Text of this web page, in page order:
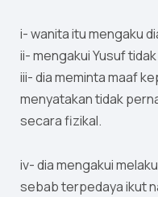
i- wanita itu mengaku
ii- mengakui Yusuf
iii- dia meminta maaf
menyatakan tidak
secara fizikal.
iv- dia mengakui
sebab terpedaya ikut